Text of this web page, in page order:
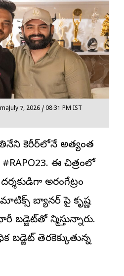
July 7, 2026 / 08:31 PM IST
కెరీర్‌లోనే అత్యంత
#RAPO23. ఈ చిత్రంలో
అరంగేట్రం
బ్యానర్ పై కృష్ణ
నిర్మిస్తున్నారు.
తెరకెక్కుతున్న